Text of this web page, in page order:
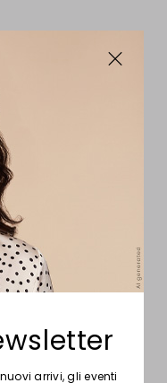
arrivi, gli eventi